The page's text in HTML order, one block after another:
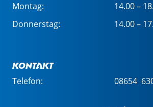
Montag:
14.00 –
Donnerstag:
14.00 –
Kontakt
Telefon: 08654